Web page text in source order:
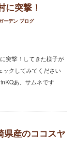
に突撃！
ーデン ブログ
突撃！してきた様子が
ックしてみてください
あ、サムネです
県産のココスヤ